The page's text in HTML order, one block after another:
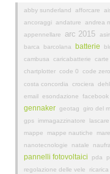
abby sunderland afforcare
ancoraggi andature andrea
appennellare
arc 2015
barca
barcolana batterie
cambusa caricabatterie carte
chartplotter code 0 code zero
costa concordia crociera
email esondazione facebook
gennaker geotag giro del
gps
immagazzinatore lascare
mappe
mappe nautiche mare
nanotecnologie
natale
pannelli fotovoltaici pda
regolazione delle vele ricarica